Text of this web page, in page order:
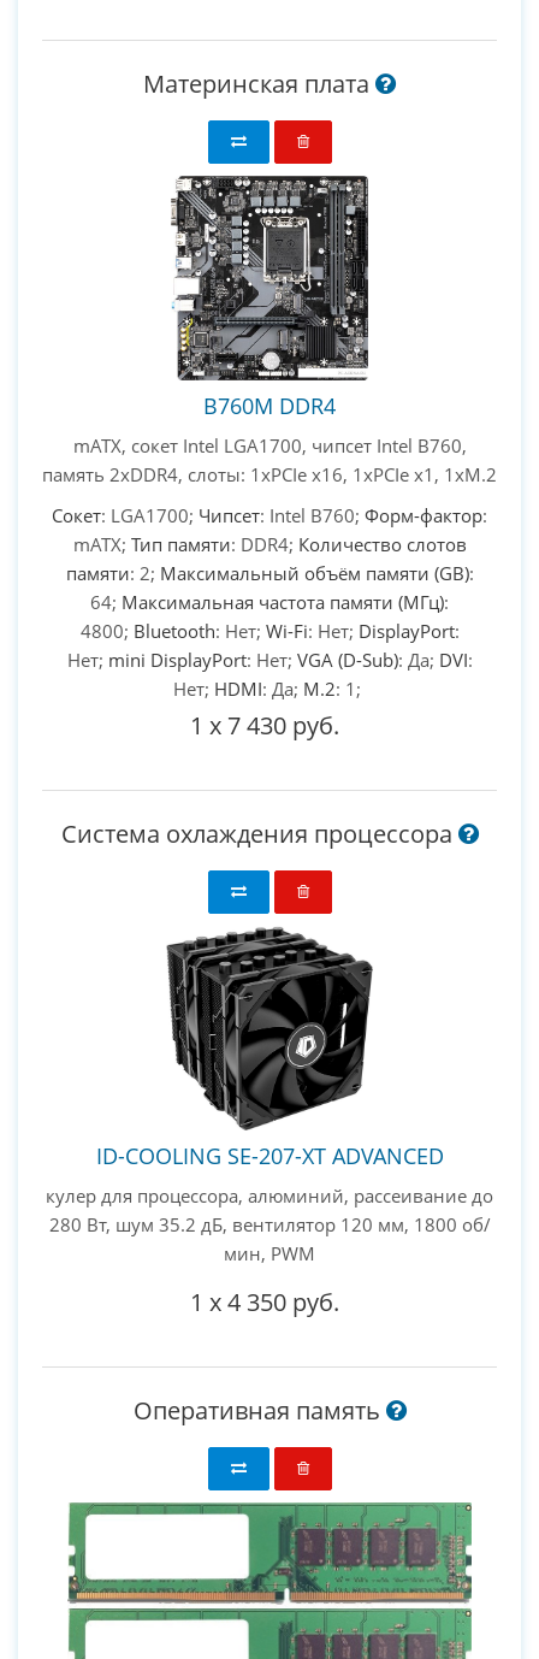
Материнская плата
B760M DDR4
mATX, сокет Intel LGA1700, чипсет Intel B760,
память 2xDDR4, слоты: 1xPCIe x16, 1xPCIe x1, 1xM.2
Сокет: LGA1700; Чипсет: Intel B760; Форм-фактор:
mATX; Тип памяти: DDR4; Количество слотов
памяти: 2; Максимальный объём памяти (GB):
64; Максимальная частота памяти (МГц):
4800; Bluetooth: Нет; Wi-Fi: Нет; DisplayPort:
Нет; mini DisplayPort: Нет; VGA (D-Sub): Да; DVI:
Нет; HDMI: Да; M.2: 1;
1 x 7 430 руб.
Система охлаждения процессора
ID-COOLING SE-207-XT ADVANCED
кулер для процессора, алюминий, рассеивание до
280 Вт, шум 35.2 дБ, вентилятор 120 мм, 1800 об/
мин, PWM
1 x4 350 руб.
Оперативная память